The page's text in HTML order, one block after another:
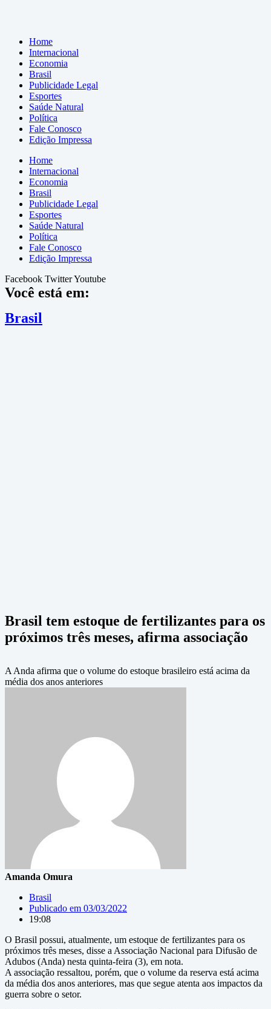
Home
Internacional
Economia
Brasil
Publicidade Legal
Esportes
Saúde Natural
Política
Fale Conosco
Edição Impressa
Home
Internacional
Economia
Brasil
Publicidade Legal
Esportes
Saúde Natural
Política
Fale Conosco
Edição Impressa
Facebook TwitterYoutube
Você está em:
Brasil
Brasil tem estoque de fertilizantes para os
próximos três meses, afirma associação
A Anda afirma que o volume do estoque brasileiro está acima da
média dos anos anteriores
Amanda Omura
Brasil
Publicado em 03/03/2022
19:08
O Brasil possui, atualmente, um estoque de fertilizantes para os
próximos três meses, disse a Associação Nacional para Difusão de
Adubos (Anda) nesta quinta-feira (3), em nota.
A associação ressaltou, porém, que o volume da reserva está acima
da média dos anos anteriores, mas que segue atenta aos impactos da
guerra sobre o setor.